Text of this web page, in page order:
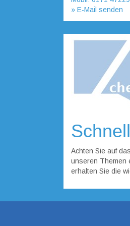
» E-Mail senden
Achten Sie auf
unseren Themen
erhalten Sie die